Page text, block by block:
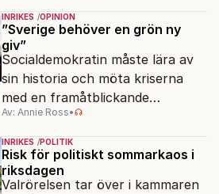
vattenresurser?
INRIKES OPINION
”Sverige behöver en grön ny
giv”
Socialdemokratin måste lära av
sin historia och möta kriserna
med en framåtblickande
strukturpolitik för att göra
Sverige långsiktigt hållbart,
jämlikt och kriståligt.
Av: Annie Ross•
INRIKES POLITIK
Risk för politiskt sommarkaos i
riksdagen
Valrörelsen tar över i kammaren